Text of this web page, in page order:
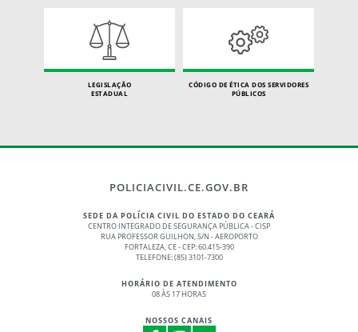
LEGISLAÇÃO
ESTADUAL
CÓDIGO DE ÉTICA DOS SERVIDORES
PÚBLICOS
POLICIACIVIL.CE.GOV.BR
SEDE DA POLÍCIA CIVIL DO ESTADO DO CEARÁ
CENTRO INTEGRADO DE SEGURANÇA PÚBLICA - CISP
RUA PROFESSOR GUILHON, S/N - AEROPORTO
FORTALEZA, CE - CEP: 60.415-390
TELEFONE: (85) 3101-7300
HORÁRIO DE ATENDIMENTO
08 ÀS 17 HORAS
NOSSOS CANAIS